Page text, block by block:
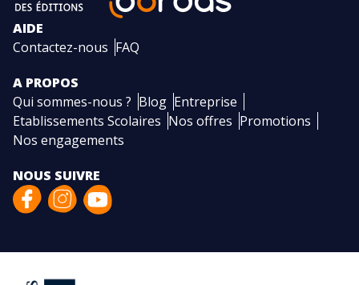
AIDE
Contactez-nous FAQ
A PROPOS
Qui sommes-nous ? Blog Entreprise
Etablissements Scolaires Nos offres Promotions
Nos engagements
NOUS SUIVRE